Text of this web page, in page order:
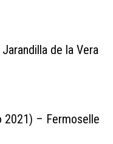
de la Vera
2021) – Fermoselle